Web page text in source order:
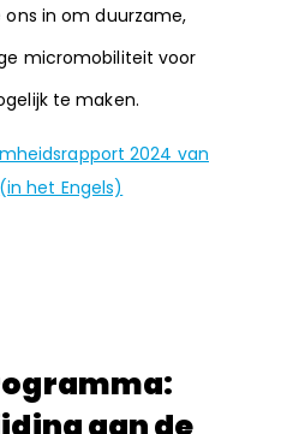
in om duurzame,
micromobiliteit voor
te maken.
2024 van
het Engels)
aan de